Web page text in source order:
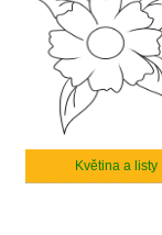
Květina a listy